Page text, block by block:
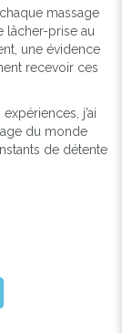
massage
lâcher-prise au
une évidence
recevoir ces
j’ai
du monde
de détente